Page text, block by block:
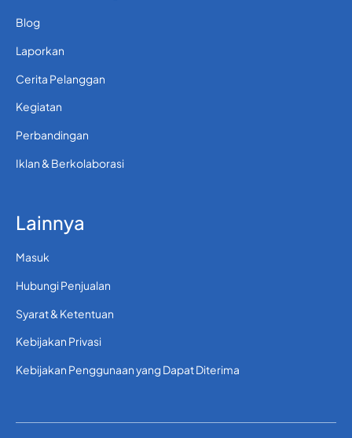
Blog
Laporkan
Cerita Pelanggan
Kegiatan
Perbandingan
Iklan & Berkolaborasi
Lainnya
Masuk
Hubungi Penjualan
Syarat & Ketentuan
Kebijakan Privasi
Kebijakan Penggunaan yang Dapat Diterima